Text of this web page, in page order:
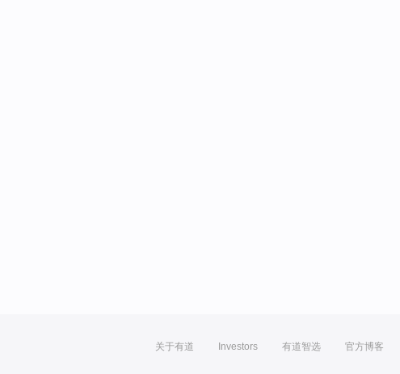
关于有道 Investors 有道智选 官方博客